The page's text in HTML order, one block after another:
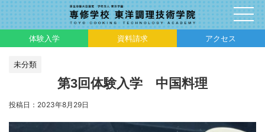
体験入学 資料請求 アクセス
未分類
第3回体験入学 中国料理
投稿日： 2023年8月29日